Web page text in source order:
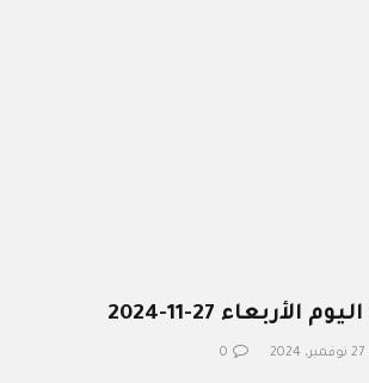
27-11-2024
27 نوفمبر، 2024 0